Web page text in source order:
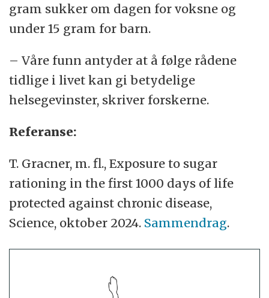
gram sukker om dagen for voksne og
under 15 gram for barn.
– Våre funn antyder at å følge rådene
tidlige i livet kan gi betydelige
helsegevinster, skriver forskerne.
Referanse:
T. Gracner, m. fl., Exposure to sugar
rationing in the first 1000 days of life
protected against chronic disease,
Science, oktober 2024. Sammendrag.